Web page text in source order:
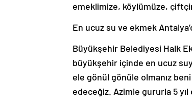
emeklimize, köylümüze,
En ucuz su ve ekmek
Büyükşehir Belediyesi Halk
büyükşehir içinde en ucuz
ele gönül gönüle olmanız
edeceğiz. Azimle gururla 5